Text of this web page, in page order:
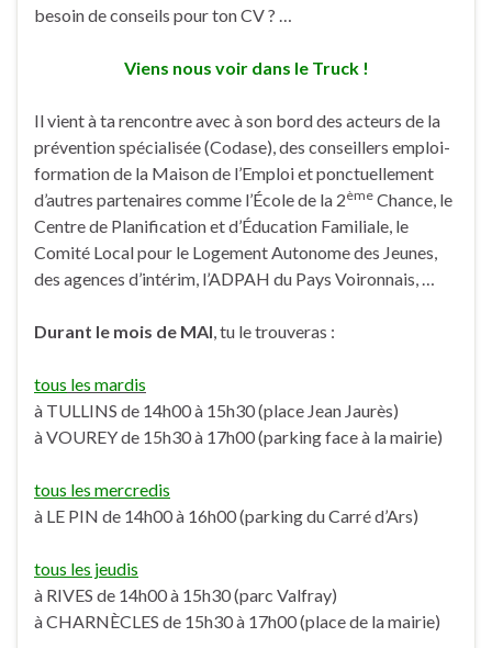
besoin de conseils pour ton CV ? …
Viens nous voir dans le Truck !
Il vient à ta rencontre avec à son bord des acteurs de la
prévention spécialisée (Codase), des conseillers emploi-
formation de la Maison de l’Emploi et ponctuellement
d’autres partenaires comme l’École de la 2ème Chance, le
Centre de Planification et d’Éducation Familiale, le
Comité Local pour le Logement Autonome des Jeunes,
des agences d’intérim, l’ADPAH du Pays Voironnais, …
Durant le mois de MAI , tu le trouveras :
tous les mardis
à TULLINS de 14h00 à 15h30 (place Jean Jaurès)
à VOUREY de 15h30 à 17h00 (parking face à la mairie)
tous les mercredis
à LE PIN de 14h00 à 16h00 (parking du Carré d’Ars)
tous les jeudis
à RIVES de 14h00 à 15h30 (parc Valfray)
à CHARNÈCLES de 15h30 à 17h00 (place de la mairie)